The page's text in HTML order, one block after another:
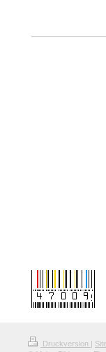
Druckversion |